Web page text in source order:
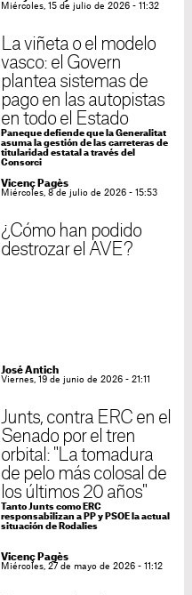
Miércoles, 15 de julio de 2026 - 11:32
La viñeta o el modelo
vasco: el Govern
plantea sistemas de
pago en las autopistas
en todo el Estado
Paneque defiende que la Generalitat
asuma la gestión de las carreteras de
titularidad estatal a través del
Consorci
Vicenç Pagès
Miércoles, 8 de julio de 2026 - 15:53
¿Cómo han podido
destrozar el AVE?
José Antich
Viernes, 19 de junio de 2026 - 21:11
Junts, contra ERC en el
Senado por el tren
orbital: "La tomadura
de pelo más colosal de
los últimos 20 años"
Tanto Junts como ERC
responsabilizan a PP y PSOE la actual
situación de Rodalies
Vicenç Pagès
Miércoles, 27 de mayo de 2026 - 11:12